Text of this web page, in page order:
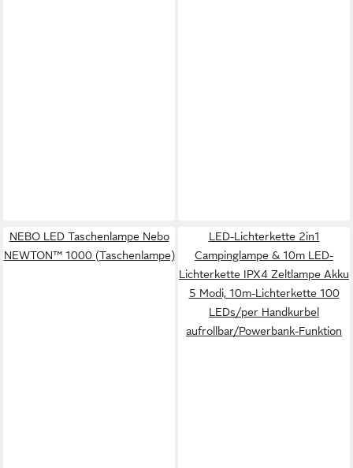
NEBO LED Taschenlampe Nebo
NEWTON™ 1000 (Taschenlampe)
LED-Lichterkette 2in1
Campinglampe & 10m LED-
Lichterkette IPX4 Zeltlampe Akku
5 Modi, 10m-Lichterkette 100
LEDs/per Handkurbel
aufrollbar/Powerbank-Funktion